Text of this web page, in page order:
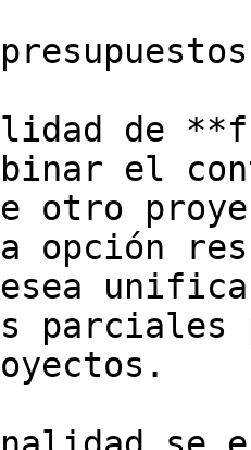
de
el
otro
opción
parciales